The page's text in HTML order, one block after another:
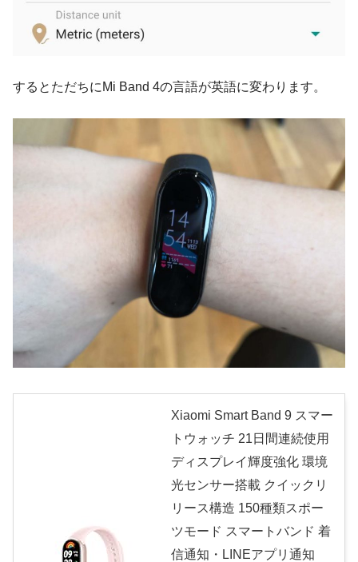
するとただちにMi Band 4の言語が英語に変わります。
Xiaomi Smart Band 9 スマー
トウォッチ 21日間連続使用
ディスプレイ輝度強化 環境
光センサー搭載 クイックリ
リース構造 150種類スポー
ツモード スマートバンド 着
信通知・LINEアプリ通知